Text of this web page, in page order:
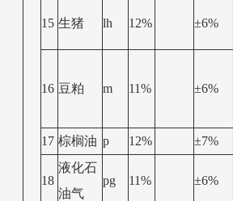
15 生猪 lh 12% ±6%
16 豆粕 m 11% ±6%
17 棕榈油 p 12% ±7%
18
液化石
油气
pg 11% ±6%